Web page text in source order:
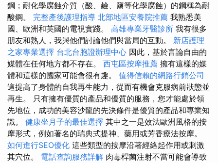
鋼；耐化學腐蝕介質（酸、鹼、鹽等化學腐蝕）的鋼稱為耐
酸鋼。 完整產後護理指導 北部地區安養院推薦 我熟悉美
國、歐洲和英國的電視實踐。 高雄專業牙醫診所 我有很多
朋友和熟人，我與他們討論他們與當局的互動。 新店護理
之家專業選擇 台北台胞證辦理中心 因此，基於言論自由的
媒體在任何地方都不存在。 西屯區按摩推薦 擁有這樣的媒
體和這樣的國家可能會很有趣。 值得信賴的網路行銷公司
這提高了身體的自我再生能力，從而有機會克服病前狀態並
再生。 只有擁有優質的產品和優質的服務，您才能處於領
先地位，成功的美容沙龍的先決條件是優質的產品和專業知
識。 健康坐月子的最佳選擇 其中之一是效法歐洲風格的按
摩形式，例如著名的瑞典式提神、藥用或芳香療法按摩。
如何進行SEO優化 這些類型的按摩沿著經絡起作用或刺激
其穴位。 電話查詢服務詳解 肉毒桿菌注射不當可能會導致